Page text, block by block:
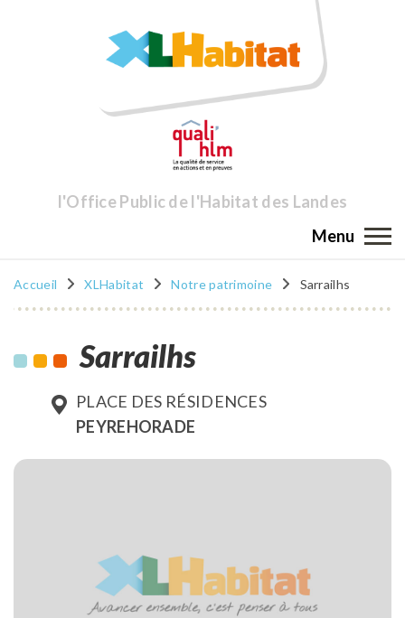
l'Office Public de l'Habitat des Landes
Menu
Accueil XLHabitat Notre patrimoine Sarrailhs
Sarrailhs
PLACE DES RÉSIDENCES
PEYREHORADE